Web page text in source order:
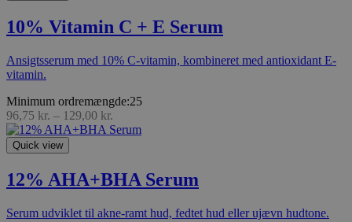
10% Vitamin C + E Serum
Ansigtsserum med 10% C-vitamin, kombineret med antioxidant E-
vitamin.
Minimum ordremængde:25
96,75 kr. – 129,00 kr.
Quick view
12% AHA+BHA Serum
Serum udviklet til akne-ramt hud, fedtet hud eller ujævn hudtone.